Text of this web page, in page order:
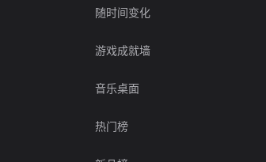
随时间变化
游戏成就墙
音乐桌面
热门榜